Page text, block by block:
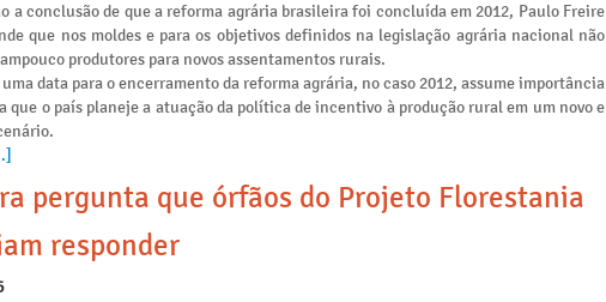
a conclusão de que a reforma agrária brasileira foi concluída em 2012, Paulo Freire
que nos moldes e para os objetivos definidos na legislação agrária nacional não
produtores para novos assentamentos rurais.
data para o encerramento da reforma agrária, no caso 2012, assume importância
que o país planeje a atuação da política de incentivo à produção rural em um novo e
pergunta que órfãos do Projeto Florestania
responder